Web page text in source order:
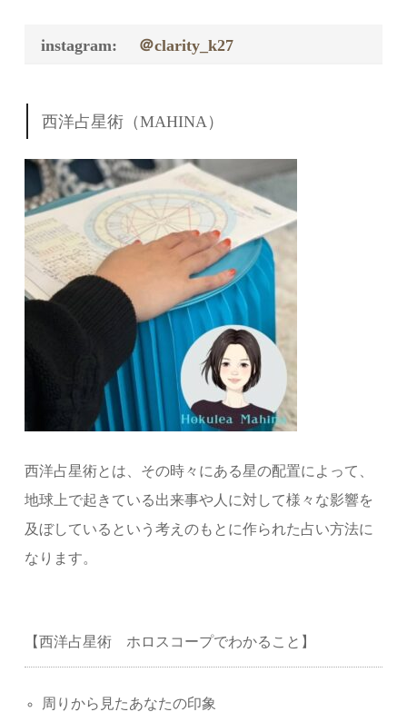
instagram: ＠clarity_k27
西洋占星術（MAHINA）
西洋占星術とは、その時々にある星の配置によって、
地球上で起きている出来事や人に対して様々な影響を
及ぼしているという考えのもとに作られた占い方法に
なります。
【西洋占星術 ホロスコープでわかること】
周りから見たあなたの印象